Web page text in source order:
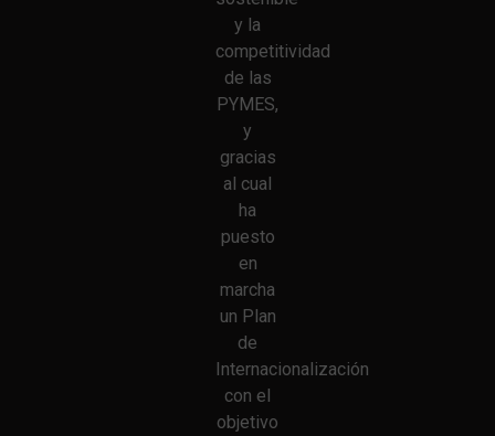
y la
competitividad
de las
PYMES,
y
gracias
al cual
ha
puesto
en
marcha
un Plan
de
Internacionalización
con el
objetivo